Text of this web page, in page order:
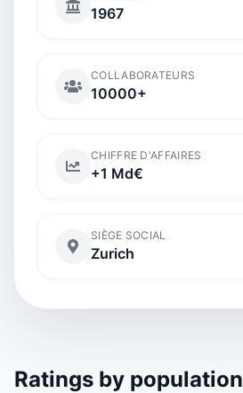
1967
COLLABORATEURS
10000+
CHIFFRE D'AFFAIRES
+1 Md€
SIÈGE SOCIAL
Zurich
Ratings by population